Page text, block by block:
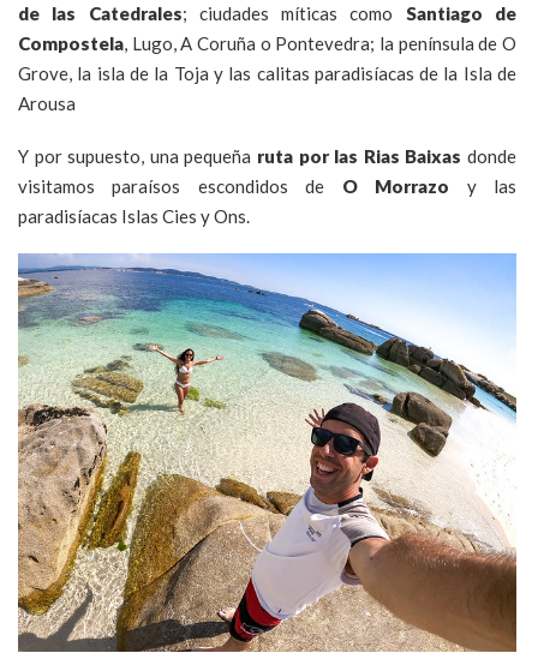
de las Catedrales; ciudades míticas como Santiago de
Compostela, Lugo, A Coruña o Pontevedra; la península de O
Grove, la isla de la Toja y las calitas paradisíacas de la Isla de
Arousa
Y por supuesto, una pequeña ruta por las Rias Baixas donde
visitamos paraísos escondidos de O Morrazo y las
paradisíacas Islas Cies y Ons.